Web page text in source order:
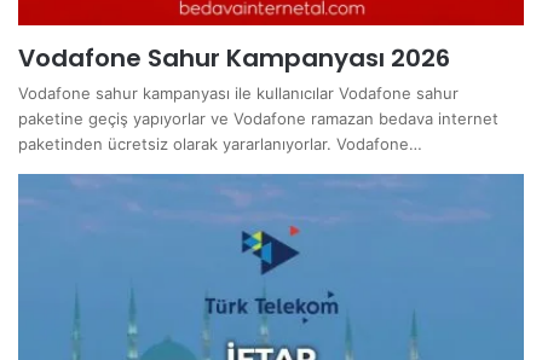
Vodafone Sahur Kampanyası 2026
Vodafone sahur kampanyası ile kullanıcılar Vodafone sahur
paketine geçiş yapıyorlar ve Vodafone ramazan bedava internet
paketinden ücretsiz olarak yararlanıyorlar. Vodafone…